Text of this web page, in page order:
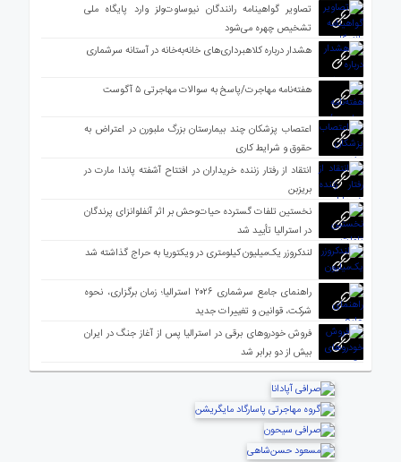
تصاویر گواهینامه رانندگان نیوساوت‌ولز وارد پایگاه ملی
تشخیص چهره می‌شود
هشدار درباره کلاهبرداری‌های خانه‌به‌خانه در آستانه سرشماری
هفته‌نامه مهاجرت/پاسخ به سوالات مهاجرتی ۵ آگوست
اعتصاب پزشکان چند بیمارستان بزرگ ملبورن در اعتراض به
حقوق و شرایط کاری
انتقاد از رفتار زننده خریداران در افتتاح آشفته پاندا مارت در
بریزبن
نخستین تلفات گسترده حیات‌وحش بر اثر آنفلوانزای پرندگان
در استرالیا تأیید شد
لندکروزر یک‌میلیون کیلومتری در ویکتوریا به حراج گذاشته شد
راهنمای جامع سرشماری ۲۰۲۶ استرالیا؛ زمان برگزاری، نحوه
شرکت، قوانین و تغییرات جدید
فروش خودروهای برقی در استرالیا پس از آغاز جنگ در ایران
بیش از دو برابر شد